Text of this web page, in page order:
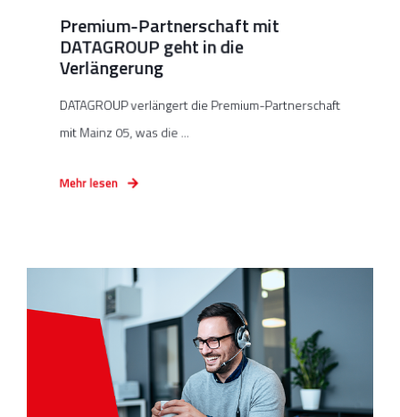
Premium-Partnerschaft mit
DATAGROUP geht in die
Verlängerung
DATAGROUP verlängert die Premium-Partnerschaft
mit Mainz 05, was die ...
Mehr lesen